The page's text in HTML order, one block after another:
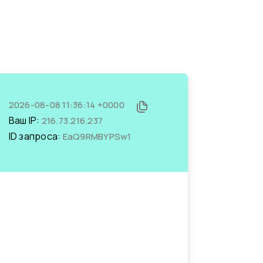
2026-08-08 11:36:14 +0000
Ваш IP: 216.73.216.237
ID запроса: EaQ9RMBYPSw1